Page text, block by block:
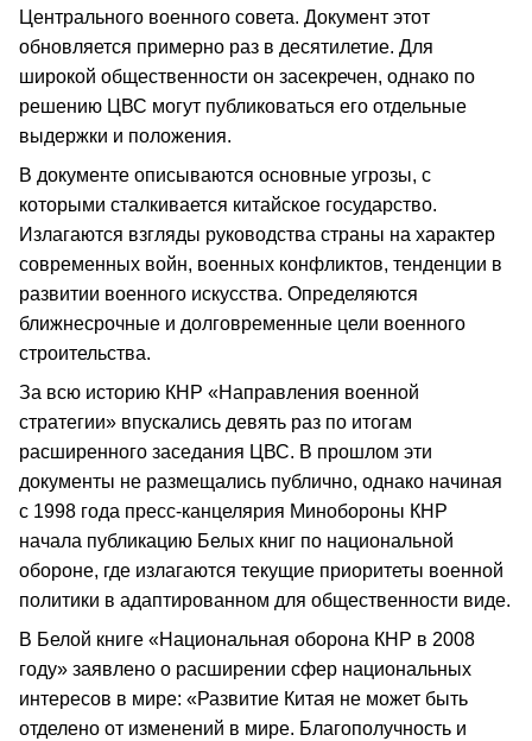
Центрального военного совета. Документ этот
обновляется примерно раз в десятилетие. Для
широкой общественности он засекречен, однако по
решению ЦВС могут публиковаться его отдельные
выдержки и положения.
В документе описываются основные угрозы, с
которыми сталкивается китайское государство.
Излагаются взгляды руководства страны на характер
современных войн, военных конфликтов, тенденции в
развитии военного искусства. Определяются
ближнесрочные и долговременные цели военного
строительства.
За всю историю КНР «Направления военной
стратегии» впускались девять раз по итогам
расширенного заседания ЦВС. В прошлом эти
документы не размещались публично, однако начиная
с 1998 года пресс-канцелярия Минобороны КНР
начала публикацию Белых книг по национальной
обороне, где излагаются текущие приоритеты военной
политики в адаптированном для общественности виде.
В Белой книге «Национальная оборона КНР в 2008
году» заявлено о расширении сфер национальных
интересов в мире: «Развитие Китая не может быть
отделено от изменений в мире. Благополучность и